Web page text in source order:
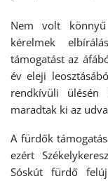
Nem volt
kérelmek
támogatást az
év eleji
rendkívüli
maradtak ki az
A fürdők
ezért
Sóskút fürdő